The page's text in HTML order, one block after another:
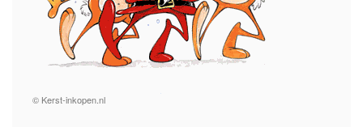
© Kerst-inkopen.nl